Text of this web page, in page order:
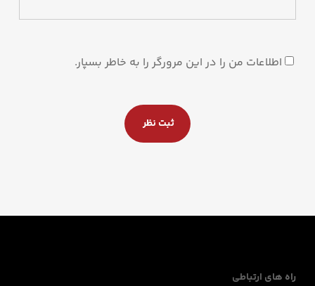
اطلاعات من را در این مرورگر را به خاطر بسپار.
راه های ارتباطی